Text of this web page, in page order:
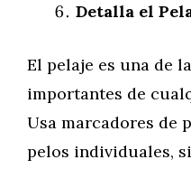
Detalla el
El pelaje es una de
importantes de
Usa marcadores de
pelos individuales,